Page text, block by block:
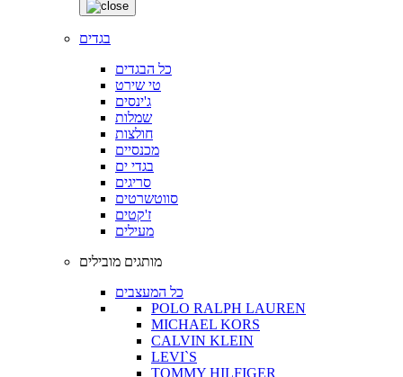
בגדים
כל הבגדים
טי שירט
ג'ינסים
שמלות
חולצות
מכנסיים
בגדי ים
סריגים
סווטשרטים
ז'קטים
מעילים
מותגים מובילים
כל המעצבים
POLO RALPH LAUREN
MICHAEL KORS
CALVIN KLEIN
LEVI`S
TOMMY HILFIGER